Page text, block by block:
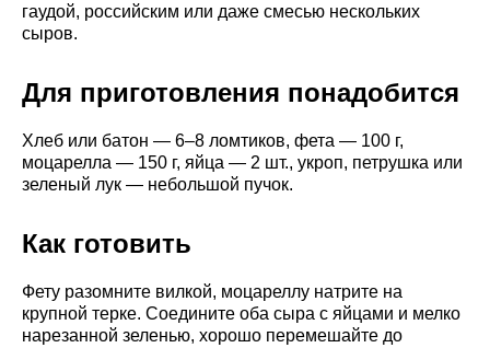
гаудой, российским или даже смесью нескольких
сыров.
Для приготовления понадобится
Хлеб или батон — 6–8 ломтиков, фета — 100 г,
моцарелла — 150 г, яйца — 2 шт., укроп, петрушка или
зеленый лук — небольшой пучок.
Как готовить
Фету разомните вилкой, моцареллу натрите на
крупной терке. Соедините оба сыра с яйцами и мелко
нарезанной зеленью, хорошо перемешайте до